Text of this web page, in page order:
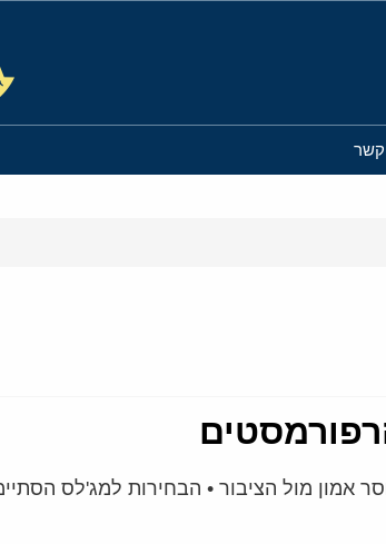
קשר
אמון מול הציבור • הבחירות למג'לס